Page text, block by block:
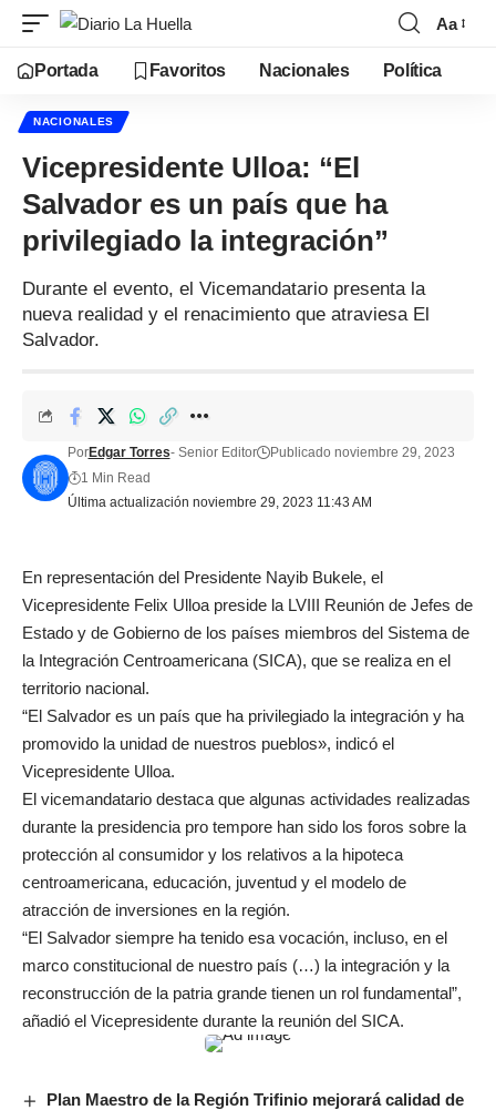
Aa
Portada Favoritos Nacionales Política
NACIONALES
Vicepresidente Ulloa: “El
Salvador es un país que ha
privilegiado la integración”
Durante el evento, el Vicemandatario presenta la
nueva realidad y el renacimiento que atraviesa El
Salvador.
Última actualización noviembre 29, 2023 11:43 AM
PorEdgar Torres- Senior Editor
Publicado noviembre 29, 2023
1 Min Read
En representación del Presidente Nayib Bukele, el
Vicepresidente Felix Ulloa preside la LVIII Reunión de Jefes de
Estado y de Gobierno de los países miembros del Sistema de
la Integración Centroamericana (SICA), que se realiza en el
territorio nacional.
“El Salvador es un país que ha privilegiado la integración y ha
promovido la unidad de nuestros pueblos», indicó el
Vicepresidente Ulloa.
El vicemandatario destaca que algunas actividades realizadas
durante la presidencia pro tempore han sido los foros sobre la
protección al consumidor y los relativos a la hipoteca
centroamericana, educación, juventud y el modelo de
atracción de inversiones en la región.
“El Salvador siempre ha tenido esa vocación, incluso, en el
marco constitucional de nuestro país (…) la integración y la
reconstrucción de la patria grande tienen un rol fundamental”,
añadió el Vicepresidente durante la reunión del SICA.
Plan Maestro de la Región Trifinio mejorará calidad de